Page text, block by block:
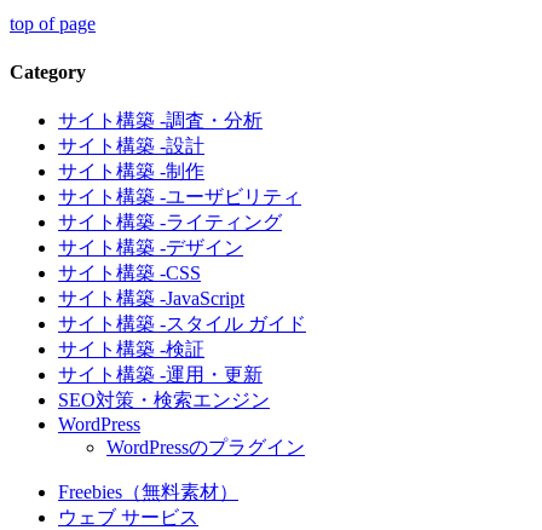
top of page
Category
サイト構築 -調査・分析
サイト構築 -設計
サイト構築 -制作
サイト構築 -ユーザビリティ
サイト構築 -ライティング
サイト構築 -デザイン
サイト構築 -CSS
サイト構築 -JavaScript
サイト構築 -スタイル ガイド
サイト構築 -検証
サイト構築 -運用・更新
SEO対策・検索エンジン
WordPress
WordPressのプラグイン
Freebies（無料素材）
ウェブ サービス